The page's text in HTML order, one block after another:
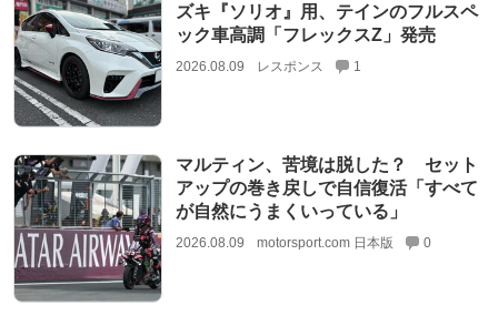
ズキ『ソリオ』用、テインのフルスペ
ック車高調「フレックスZ」発売
2026.08.09 レスポンス 1
マルティン、苦境は脱した？ セット
アップの巻き戻しで自信復活「すべて
が自然にうまくいっている」
2026.08.09 motorsport.com 日本版 0